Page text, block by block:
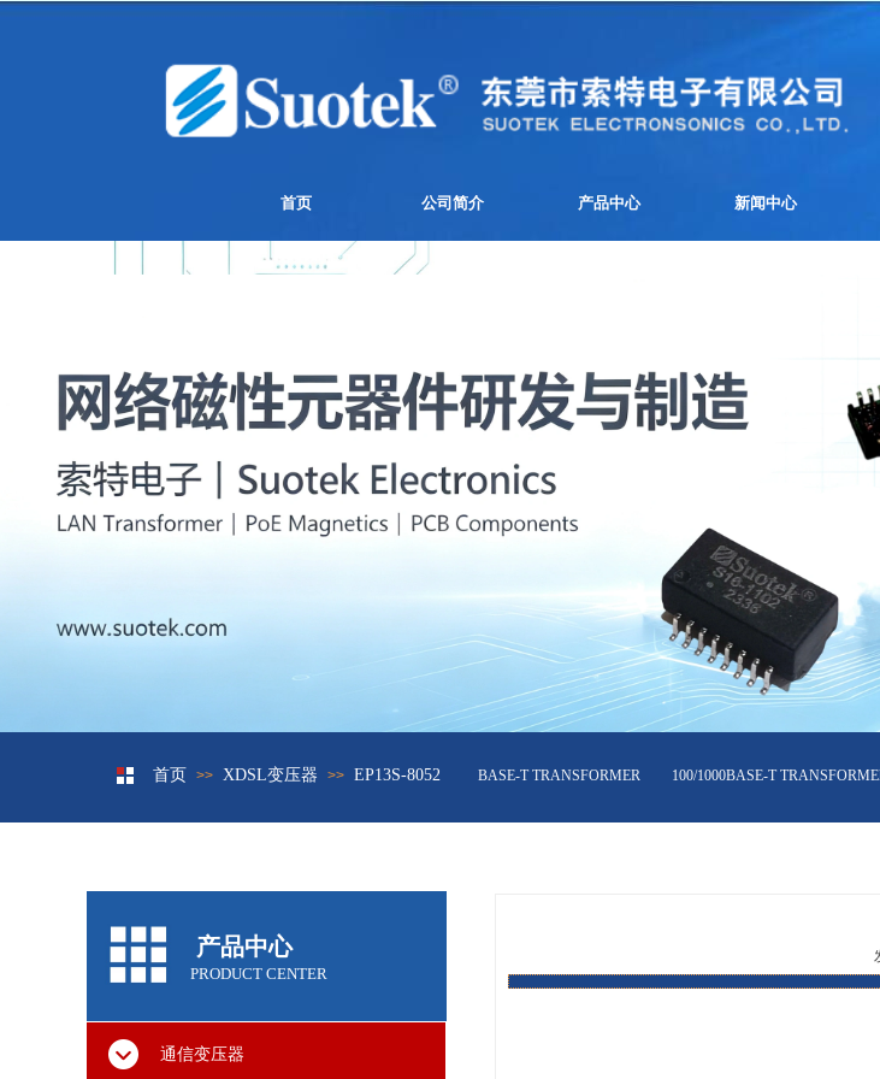
首页 公司简介 产品中心 新闻中心
首页 >> XDSL变压器 >> EP13S-8052
网络变压器10/100兆 BASE-T TRANSFORMER 100/1000BASE-T TRANSFORMER
产品中心
PRODUCT CENTER
通信变压器